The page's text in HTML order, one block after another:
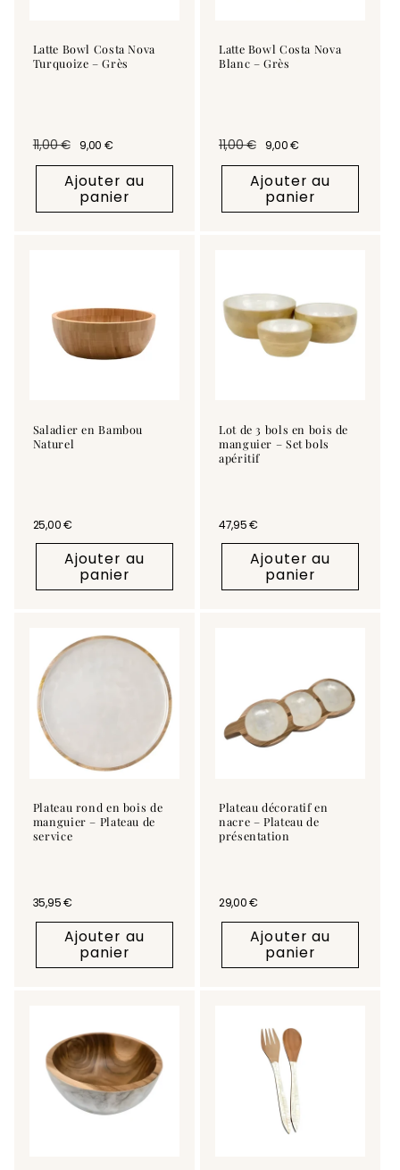
Latte Bowl Costa Nova
Turquoize – Grès
Prix habituel
11,00 €
Prix promotionnel
9,00 €
Ajouter au
panier
Latte Bowl Costa Nova
Blanc – Grès
Prix habituel
11,00 €
Prix promotionnel
9,00 €
Ajouter au
panier
Saladier en Bambou
Naturel
Prix habituel
25,00 €
Ajouter au
panier
Lot de 3 bols en bois de
manguier – Set bols
apéritif
Prix habituel
47,95 €
Ajouter au
panier
Plateau rond en bois de
manguier – Plateau de
service
Prix habituel
35,95 €
Ajouter au
panier
Plateau décoratif en
nacre – Plateau de
présentation
Prix habituel
29,00 €
Ajouter au
panier